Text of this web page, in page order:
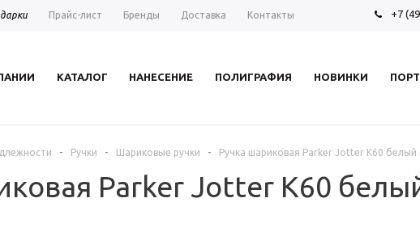
Прайс-лист Бренды Доставка Контакты +7
КАТАЛОГ НАНЕСЕНИЕ ПОЛИГРАФИЯ НОВИНКИ
- Ручки - Шариковые ручки - Ручка шариковая Parker Jotter K60 белый
Parker Jotter K60